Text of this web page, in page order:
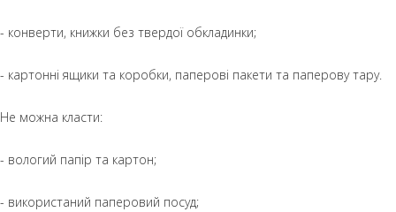
- конверти, книжки без твердої обкладинки;
- картонні ящики та коробки, паперові пакети та паперову тару.
Не можна класти:
- вологий папір та картон;
- використаний паперовий посуд;